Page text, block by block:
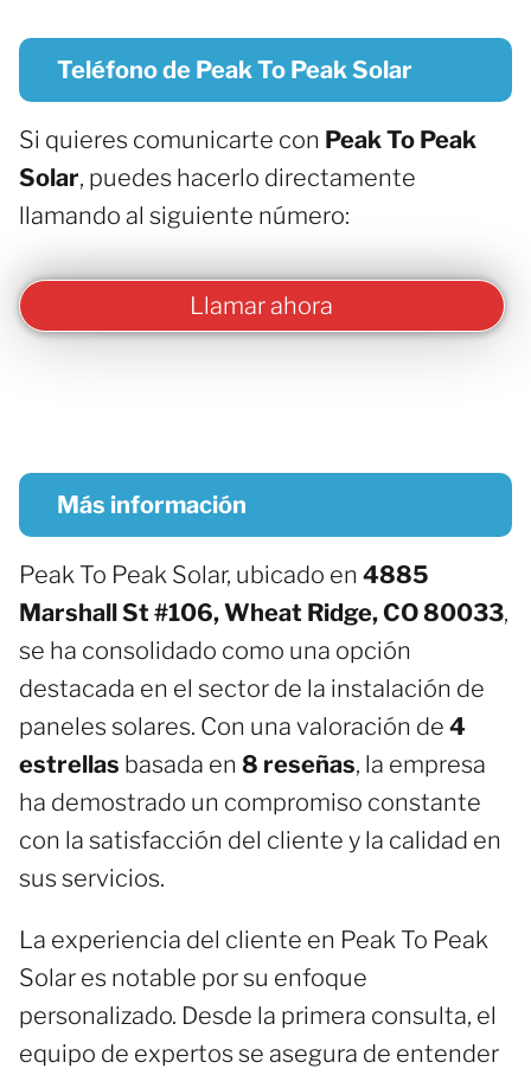
Teléfono de Peak To Peak Solar
Si quieres comunicarte con Peak To Peak
Solar, puedes hacerlo directamente
llamando al siguiente número:
Llamar ahora
Más información
Peak To Peak Solar, ubicado en 4885
Marshall St #106, Wheat Ridge, CO 80033,
se ha consolidado como una opción
destacada en el sector de la instalación de
paneles solares. Con una valoración de 4
estrellas basada en 8 reseñas, la empresa
ha demostrado un compromiso constante
con la satisfacción del cliente y la calidad en
sus servicios.
La experiencia del cliente en Peak To Peak
Solar es notable por su enfoque
personalizado. Desde la primera consulta, el
equipo de expertos se asegura de entender